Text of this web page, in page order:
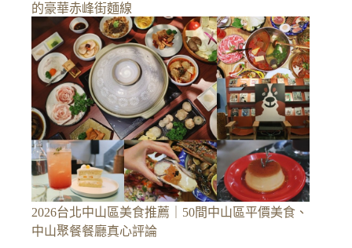
的豪華赤峰街麵線
2026台北中山區美食推薦｜50間中山區平價美食、
中山聚餐餐廳真心評論